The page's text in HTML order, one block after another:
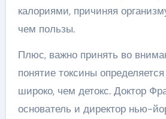
калориями, причиняя
чем пользы.
Плюс, важно принять во
понятие токсины
широко, чем детокс. Доктор
основатель и директор нью-